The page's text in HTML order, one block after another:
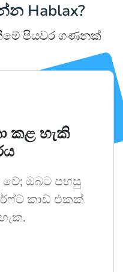
Hablax?
පියවර ගණනක්
කළ හැකි
වේ; ඔබට පහසු
කාඩ් එකක්